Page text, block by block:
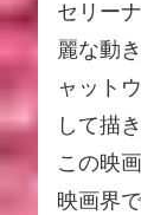
セリー
麗な動
ャット
して描
この映
映画界